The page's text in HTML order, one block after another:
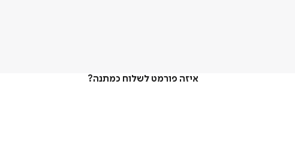
איזה פורמט לשלוח כמתנה?